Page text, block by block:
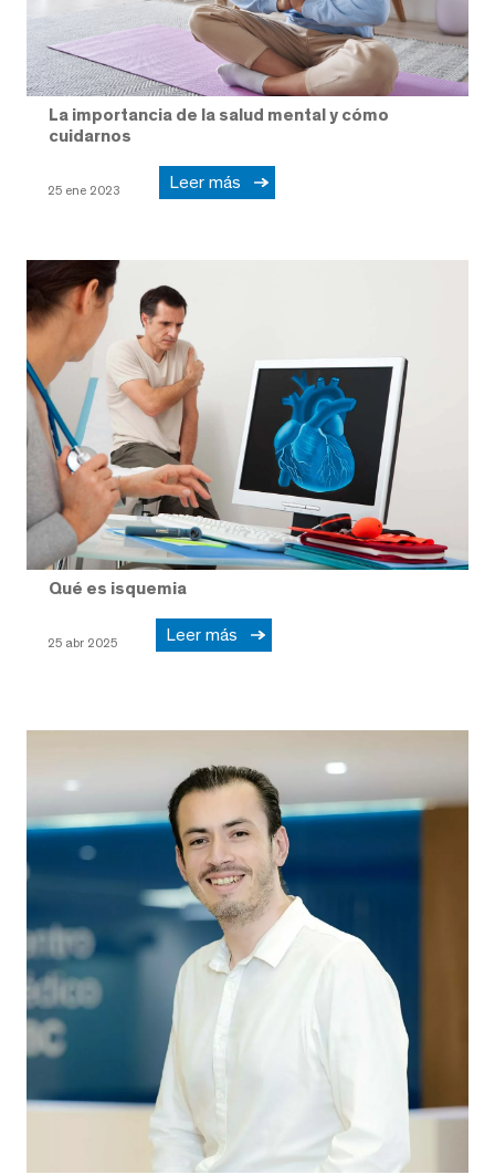
La importancia de la salud mental y cómo
cuidarnos
25 ene 2023 Leer más
Qué es isquemia
25 abr 2025 Leer más